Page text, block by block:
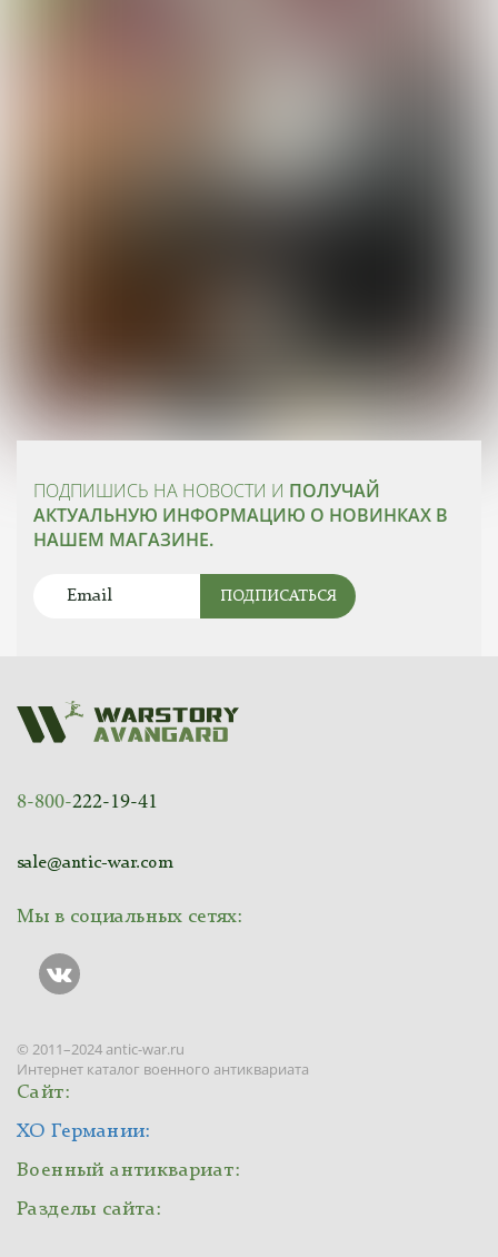
ПОДПИШИСЬ НА НОВОСТИ И ПОЛУЧАЙ
АКТУАЛЬНУЮ ИНФОРМАЦИЮ О НОВИНКАХ В
НАШЕМ МАГАЗИНЕ.
ПОДПИСАТЬСЯ
8-800-222-19-41
sale@antic-war.com
Мы в социальных сетях:
© 2011–2024 antic-war.ru
Интернет каталог военного антиквариата
Сайт:
ХО Германии:
Военный антиквариат:
Разделы сайта: